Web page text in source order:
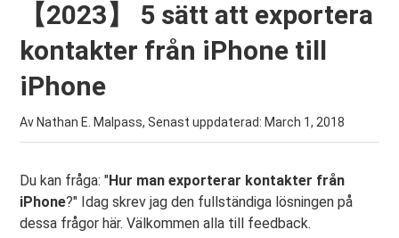
【2023】 5 sätt att exportera
kontakter från iPhone till
iPhone
Av Nathan E. Malpass, Senast uppdaterad: March 1, 2018
Du kan fråga: "Hur man exporterar kontakter från
iPhone?" Idag skrev jag den fullständiga lösningen på
dessa frågor här. Välkommen alla till feedback.